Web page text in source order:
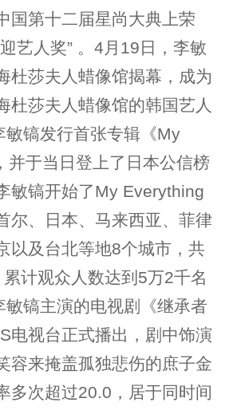
国第十二届星尚大典上荣
艺人奖” 。4月19日，李敏
杜莎夫人蜡像馆揭幕，成为
杜莎夫人蜡像馆的韩国艺人
敏镐发行首张专辑《My
并于当日登上了日本公信榜
敏镐开始了My Everything
尔、日本、马来西亚、菲律
以及台北等地8个城市，共
计观众人数达到5万2千名
敏镐主演的电视剧《继承者
电视台正式播出，剧中饰演
容来掩盖孤独悲伤的庶子金
多次超过20.0，居于同时间